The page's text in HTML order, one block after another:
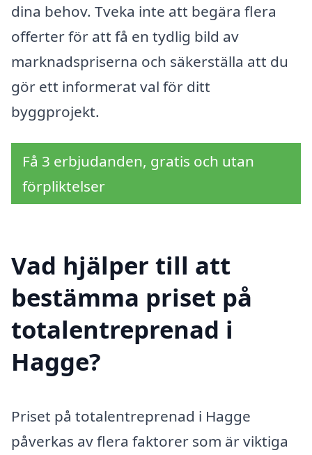
dina behov. Tveka inte att begära flera
offerter för att få en tydlig bild av
marknadspriserna och säkerställa att du
gör ett informerat val för ditt
byggprojekt.
Få 3 erbjudanden, gratis och utan
förpliktelser
Vad hjälper till att
bestämma priset på
totalentreprenad i
Hagge?
Priset på totalentreprenad i Hagge
påverkas av flera faktorer som är viktiga